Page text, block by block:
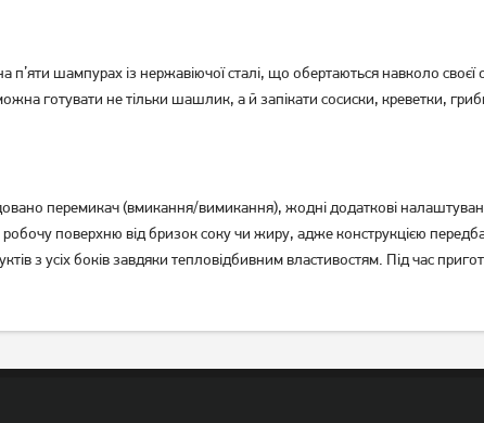
шампурах із нержавіючої сталі, що обертаються навколо
готувати не тільки шашлик, а й запікати сосиски, креветки,
перемикач (вмикання/вимикання), жодні додаткові
поверхню від бризок соку чи жиру, адже конструкцією
з усіх боків завдяки тепловідбивним властивостям. Під час